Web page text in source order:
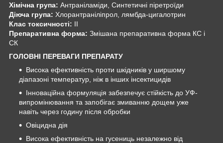
Хімічна група: Антраніламіди, Синтетичні піретроїди
Діюча група: Хлорантраніліпрол, лямбда-цигалотрин
Клас токсичності: II
Препаративна форма: Змішана препаративна форма КС і
СК
ГОЛОВНІ ПЕРЕВАГИ ПРЕПАРАТУ
Висока ефективність проти шкідників у ширшому
діапазоні температур, ніж в інших інсектицидів
Інноваційна формуляція забезпечує стійкість до УФ-
випромінювання та запобігає змиванню дощем уже
навіть через годину після обробки
Овіцидна дія
Висока ефективність на гусениць незалежно від